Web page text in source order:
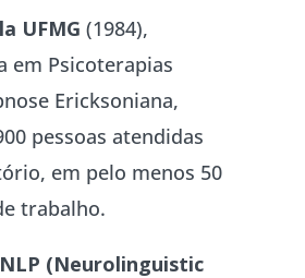
UFMG (1984),
em Psicoterapias
Ericksoniana,
pessoas atendidas
em pelo menos 50
trabalho.
(Neurolinguistic